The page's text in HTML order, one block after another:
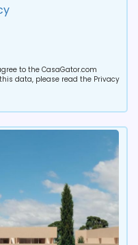
to the CasaGator.com
data, please read the Privacy